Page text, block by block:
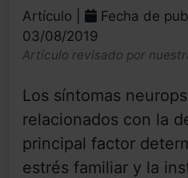
Artículo |
Fecha de
03/08/2019
Artículo revisado por
Los síntomas
relacionados con la
principal factor
estrés familiar y la